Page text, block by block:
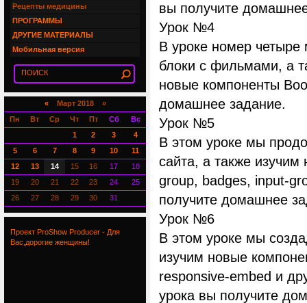
вы получите
Урок №4
В уроке номер четыре
блоки с фильмами, а
новые компоненты
домашнее задание.
Урок №5
В этом уроке мы
сайта, а также
group, badges, input-
получите домашнее
Урок №6
В этом уроке мы
изучим новые
responsive-embed и
урока вы получите
Рецепты медицины
ПРОГРАММЫ
ДРУГИЕ МАТЕРИАЛЫ
Мобильная версия
«Март 2018 »
Пн
Вт Ср Чт Пт Сб
Вс
1
2 3
4
5
6 7 8 9 10
11
12
13 14 15 16 17
18
19
20 21 22 23 24
25
26
27 28 29 30 31
Проект ProShow Producer - Для
Вас,дорогие женщины!